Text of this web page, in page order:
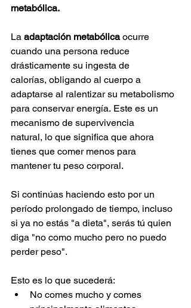
metabólica.
La adaptación metabólica ocurre
cuando una persona reduce
drásticamente su ingesta de
calorías, obligando al cuerpo a
adaptarse al ralentizar su metabolismo
para conservar energía. Este es un
mecanismo de supervivencia
natural, lo que significa que ahora
tienes que comer menos para
mantener tu peso corporal.
Si continúas haciendo esto por un
período prolongado de tiempo, incluso
si ya no estás "a dieta", serás tú quien
diga "no como mucho pero no puedo
perder peso".
Esto es lo que sucederá:
No comes mucho y comes